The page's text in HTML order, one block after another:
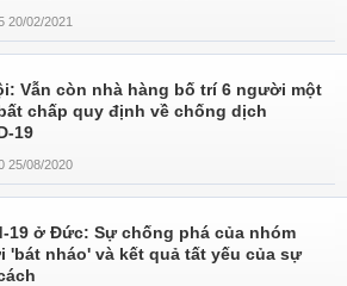
20/02/2021
Vẫn còn nhà hàng bố trí 6 người một
chấp quy định về chống dịch
19
25/08/2020
19 ở Đức: Sự chống phá của nhóm
'bát nháo' và kết quả tất yếu của sự